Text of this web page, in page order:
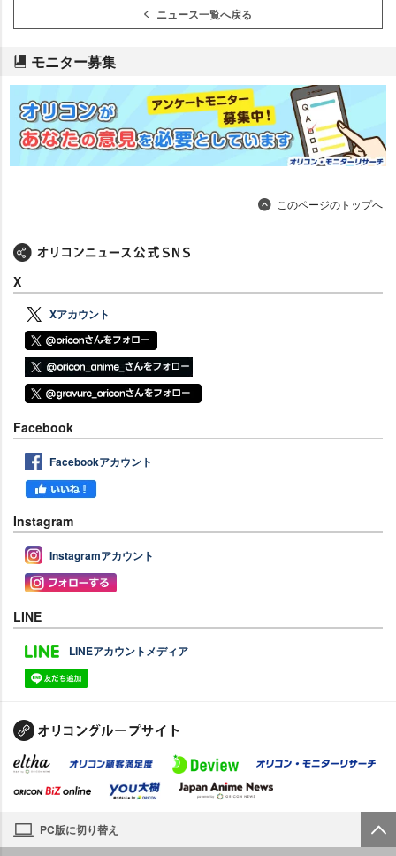
ニュース一覧へ戻る
モニター募集
このページのトップへ
X
Xアカウント
Facebook
Facebookアカウント
Instagram
Instagramアカウント
LINE
LINEアカウントメディア
PC版に切り替え